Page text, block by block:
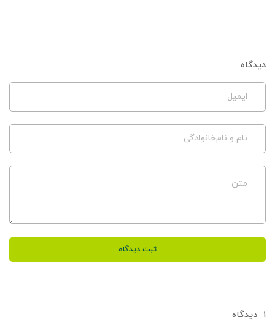
دیدگاه
ایمیل
نام و نام‌خانوادگی
متن
ثبت دیدگاه
۱ دیدگاه‌